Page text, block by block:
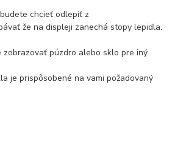
chcieť odlepiť z
že na displeji zanechá stopy lepidla.
zobrazovať púzdro alebo sklo pre iný
je prispôsobené na vami požadovaný